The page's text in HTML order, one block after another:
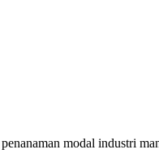
modal industri